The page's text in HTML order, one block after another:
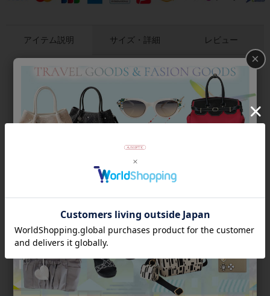
アイテム説明
レース柄プリントにレースやビーズを合わせた半袖Tシャツ。コ
ットンとポリエステルの混紡なので、綿のみのTシャツよりもさ
らりとした着心地でシワができにくいのもポイントです。
サイズ・詳細 レビュー
返品について
×